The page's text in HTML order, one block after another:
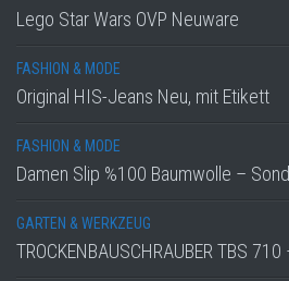
Lego Star Wars OVP Neuware
FASHION & MODE
Original HIS-Jeans Neu, mit Etikett
FASHION & MODE
Damen Slip %100 Baumwolle –
GARTEN & WERKZEUG
TROCKENBAUSCHRAUBER TBS